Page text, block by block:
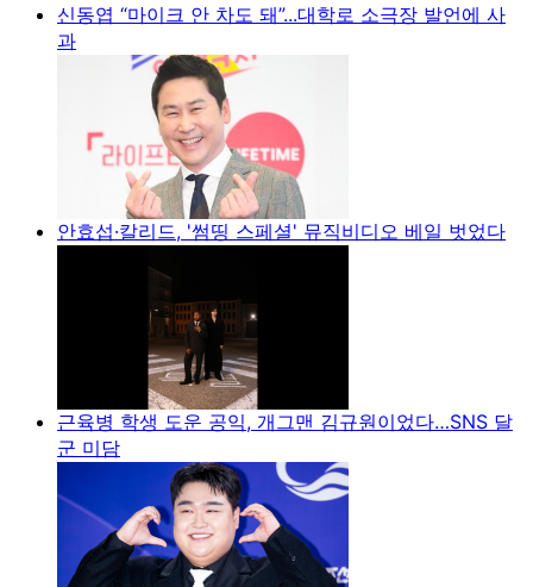
신동엽 “마이크 안 차도 돼”...대학로 소극장 발언에 사
과
안효섭·칼리드, '썸띵 스페셜' 뮤직비디오 베일 벗었다
근육병 학생 도운 공익, 개그맨 김규원이었다…SNS 달
군 미담